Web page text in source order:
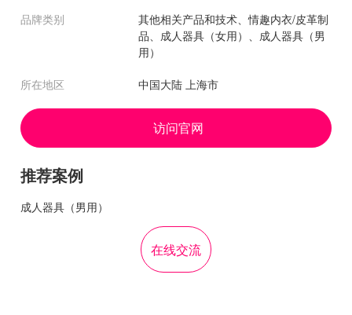
品牌类别
其他相关产品和技术、情趣内衣/皮革制
品、成人器具（女用）、成人器具（男
用）
所在地区 中国大陆 上海市
访问官网
推荐案例
成人器具（男用）
在线交流